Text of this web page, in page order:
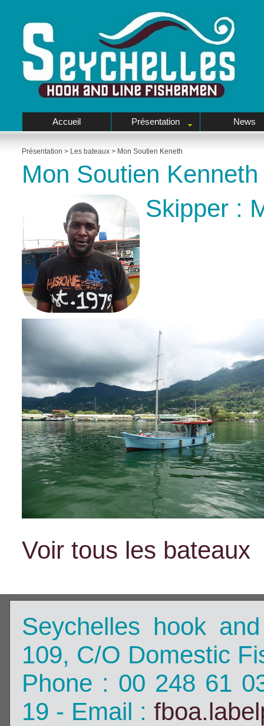
Accueil Présentation News
Présentation > Les bateaux> Mon Soutien Keneth
Mon Soutien Kenneth
Skipper :
Voir tous les bateaux
Seychelles hook
109, C/O Domestic
Phone : 00 248 61
19 - Email :